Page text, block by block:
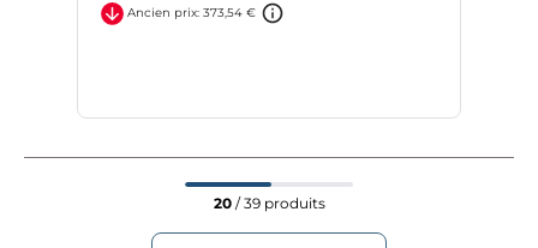
Ancien prix: 373,54 €
20/ 39 produits